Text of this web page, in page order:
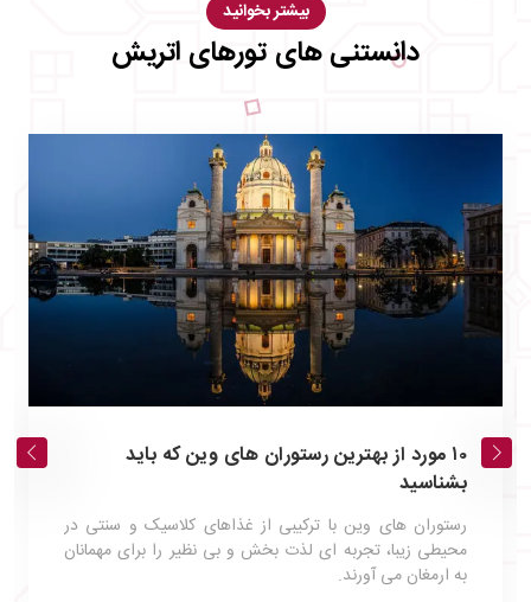
بیشتر بخوانید
دانستنی های تورهای اتریش
۱۰ مورد از بهترین رستوران‌ های وین که باید
بشناسید
رستوران‌ های وین با ترکیبی از غذاهای کلاسیک و سنتی در
محیطی زیبا، تجربه‌ ای لذت‌ بخش و بی‌ نظیر را برای مهمانان
به ارمغان می آورند.